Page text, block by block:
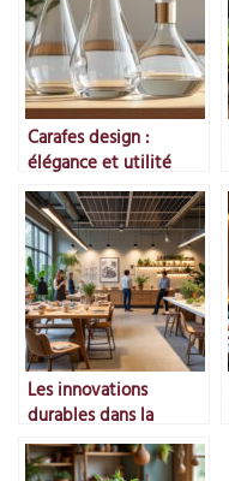
Carafes design :
élégance et utilité
Les innovations
durables dans la
fabrication
d’accessoires